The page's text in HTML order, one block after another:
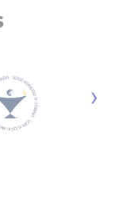
parcial o
las
o
›